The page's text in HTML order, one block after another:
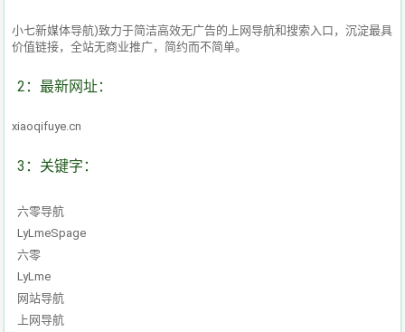
小七新媒体导航)致力于简洁高效无广告的上网导航和搜索入口，沉淀最具
价值链接，全站无商业推广，简约而不简单。
2：最新网址：
xiaoqifuye.cn
3：关键字：
六零导航
LyLmeSpage
六零
LyLme
网站导航
上网导航